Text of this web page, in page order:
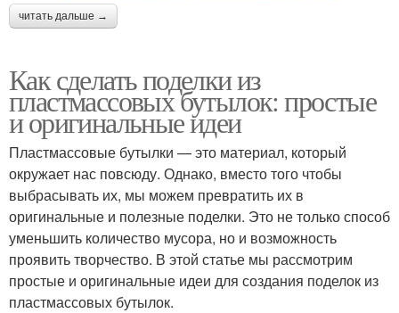
читать дальше →
Как сделать поделки из
пластмассовых бутылок: простые
и оригинальные идеи
Пластмассовые бутылки — это материал, который
окружает нас повсюду. Однако, вместо того чтобы
выбрасывать их, мы можем превратить их в
оригинальные и полезные поделки. Это не только способ
уменьшить количество мусора, но и возможность
проявить творчество. В этой статье мы рассмотрим
простые и оригинальные идеи для создания поделок из
пластмассовых бутылок.